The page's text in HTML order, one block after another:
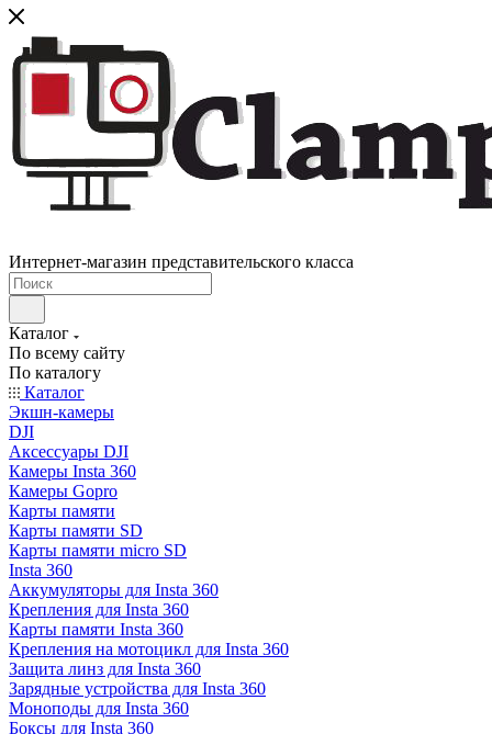
Интернет-магазин представительского класса
Каталог
По всему сайту
По каталогу
Каталог
Экшн-камеры
DJI
Аксессуары DJI
Камеры Insta 360
Камеры Gopro
Карты памяти
Карты памяти SD
Карты памяти micro SD
Insta 360
Аккумуляторы для Insta 360
Крепления для Insta 360
Карты памяти Insta 360
Крепления на мотоцикл для Insta 360
Защита линз для Insta 360
Зарядные устройства для Insta 360
Моноподы для Insta 360
Боксы для Insta 360